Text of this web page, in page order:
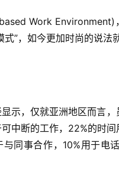
Work Environment)
式”，如今更加时尚的说法
示，仅就亚洲地区而言，
中断的工作，22%的时间
同事合作，10%用于电